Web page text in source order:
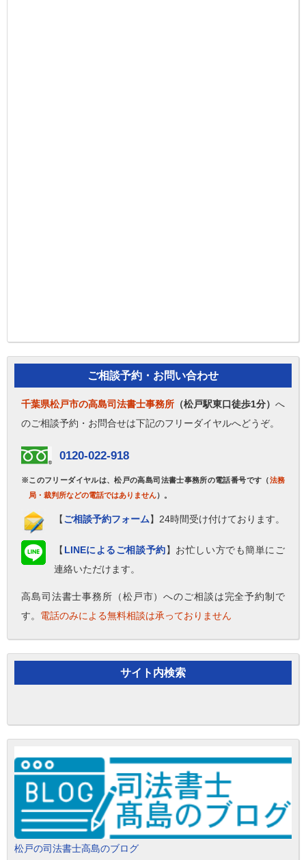
ご相談予約・お問い合わせ
千葉県松戸市の高島司法書士事務所 （松戸駅東口徒歩1分） へ
のご相談予約・お問合せは下記のフリーダイヤルへどうぞ。
0120-022-918
※このフリーダイヤルは、松戸の高島司法書士事務所の電話番号です（法務
局・裁判所などの電話ではありません）。
【ご相談予約フォーム】24時間受け付けております。
【 LINEによるご相談予約】お忙しい方でも簡単にご
連絡いただけます。
高島司法書士事務所（松戸市）へのご相談は完全予約制で
す。 電話のみによる無料相談は承っておりません
サイト内検索
松戸の司法書士高島のブログ